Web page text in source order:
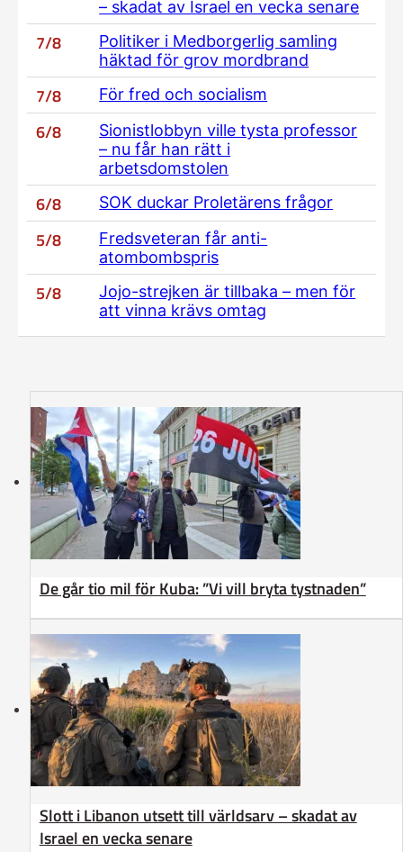
– skadat av Israel en vecka senare
7/8
Politiker i Medborgerlig samling
häktad för grov mordbrand
7/8 För fred och socialism
6/8
Sionistlobbyn ville tysta professor
– nu får han rätt i
arbetsdomstolen
6/8 SOK duckar Proletärens frågor
5/8
Fredsveteran får anti-
atombombspris
5/8
Jojo-strejken är tillbaka – men för
att vinna krävs omtag
De går tio mil för Kuba: ”Vi vill bryta tystnaden”
Slott i Libanon utsett till världsarv – skadat av
Israel en vecka senare